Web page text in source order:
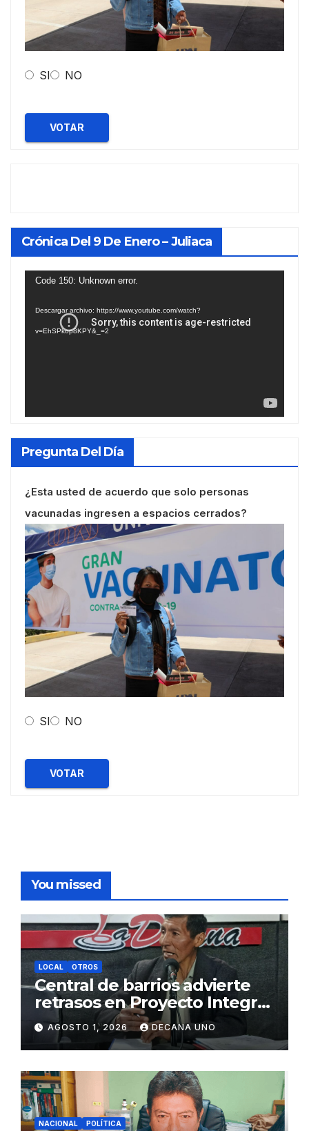
SI NO
VOTAR
Crónica Del 9 De Enero – Juliaca
Reproductor
Code 150: Unknown error.
Descargar archivo: https://www.youtube.com/watch?
v=EhSPkop8KPY&_=2
Pregunta Del Día
¿Esta usted de acuerdo que solo personas
vacunadas ingresen a espacios cerrados?
SI NO
VOTAR
You missed
LOCAL OTROS
Central de barrios advierte
retrasos en Proyecto Integral
de Agua y Alcantarillado para
Juliaca
AGOSTO 1, 2026 DECANA UNO
NACIONAL POLÍTICA